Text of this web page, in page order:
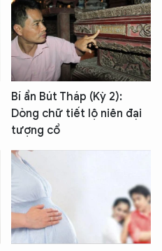
Bí ẩn Bút Tháp (Kỳ 2):
Dòng chữ tiết lộ niên đại
tượng cổ